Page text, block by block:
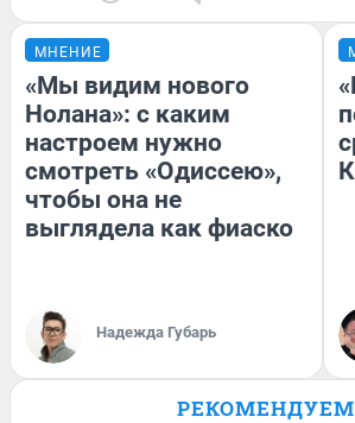
МНЕНИЕ
«Мы видим нового
Нолана»: с каким
настроем нужно
смотреть «Одиссею»,
чтобы она не
выглядела как фиаско
Надежда Губарь
РЕКОМЕНДУЕМ